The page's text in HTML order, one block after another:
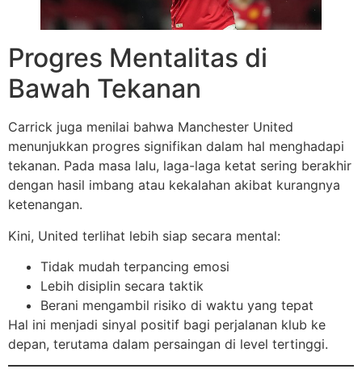
Progres Mentalitas di
Bawah Tekanan
Carrick juga menilai bahwa Manchester United
menunjukkan progres signifikan dalam hal menghadapi
tekanan. Pada masa lalu, laga-laga ketat sering berakhir
dengan hasil imbang atau kekalahan akibat kurangnya
ketenangan.
Kini, United terlihat lebih siap secara mental:
Tidak mudah terpancing emosi
Lebih disiplin secara taktik
Berani mengambil risiko di waktu yang tepat
Hal ini menjadi sinyal positif bagi perjalanan klub ke
depan, terutama dalam persaingan di level tertinggi.